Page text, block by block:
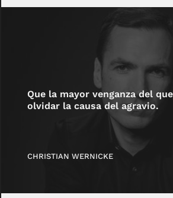
Que la mayor venganza del
olvidar la causa del agravio.
CHRISTIAN WERNICKE